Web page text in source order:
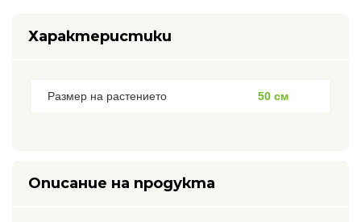
Характеристики
Размер на растението 50 см
Описание на продукта